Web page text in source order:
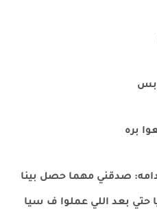
بس
بره
صدقني مهما حصل بينا
بعد اللي عملوا ف سيا